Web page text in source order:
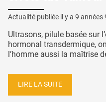
Actualité publiée il y a 9 années
Ultrasons, pilule basée sur
hormonal transdermique,
l’homme aussi la maîtrise
LIRE LA SUITE